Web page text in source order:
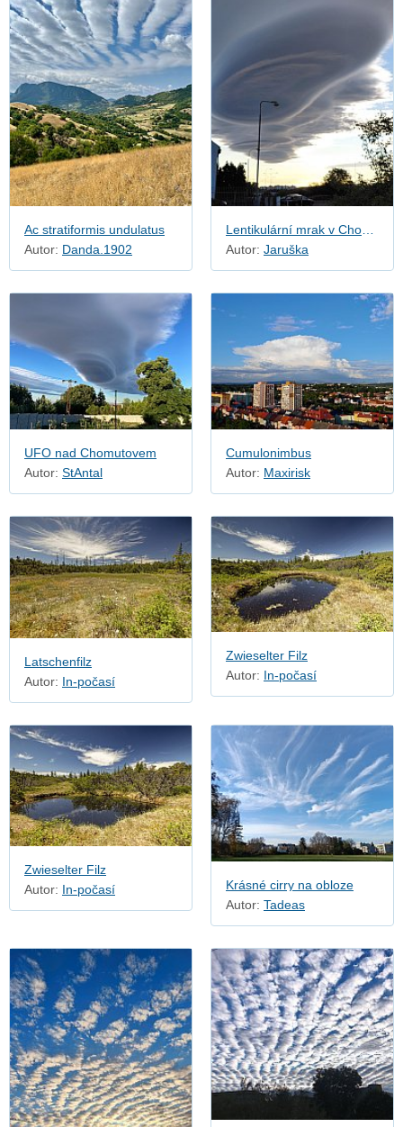
Ac stratiformis undulatus
Autor: Danda.1902
Autor: Jaruška
UFO nad Chomutovem
Autor: StAntal
Cumulonimbus
Autor: Maxirisk
Latschenfilz
Autor: In-počasí
Zwieselter Filz
Autor: In-počasí
Zwieselter Filz
Autor: In-počasí
Krásné cirry na obloze
Autor: Tadeas